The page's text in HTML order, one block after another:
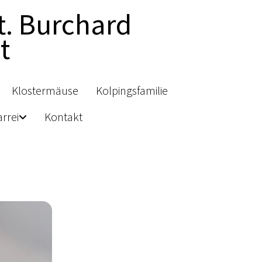
Burchard
Klostermäuse
Kolpingsfamilie
Kontakt